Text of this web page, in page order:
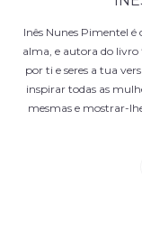
Inês Nunes Pimentel
alma, e autora do livro
por ti e seres a tua
inspirar todas as
mesmas e mostrar-